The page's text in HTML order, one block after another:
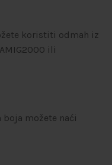
koristiti odmah iz
ili
možete naći